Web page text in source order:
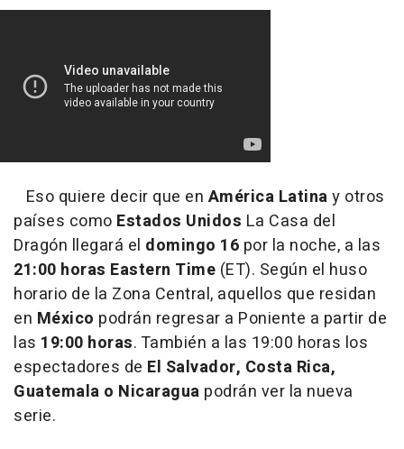
Eso quiere decir que en América Latinay otros
países como Estados Unidos La Casa del
Dragón llegará el domingo 16 por la noche, a las
21:00 horas Eastern Time (ET). Según el huso
horario de la Zona Central, aquellos que residan
en México podrán regresar a Poniente a partir de
las 19:00 horas. También a las 19:00 horas los
espectadores de El Salvador, Costa Rica,
Guatemala o Nicaragua podrán ver la nueva
serie.